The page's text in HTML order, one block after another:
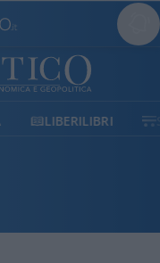
SHOP